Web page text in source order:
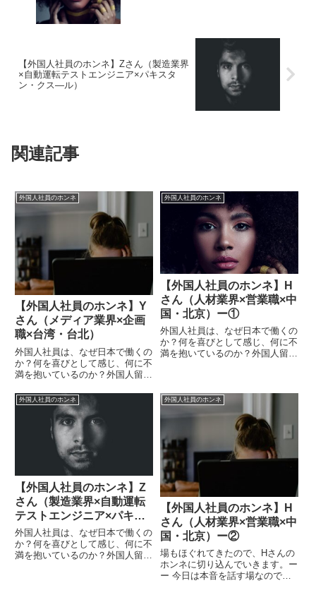
【外国人社員のホンネ】Zさん（製造業界
×自動運転テストエンジニア×パキスタ
ン・クス―ル）
関連記事
外国人社員のホンネ
【外国人社員のホンネ】Y
さん（メディア業界×企画
職×台湾・台北）
外国人社員は、なぜ日本で働くの
か？何を喜びとして感じ、何に不
満を抱いているのか？外国人留学
支援に携わり続けているソーシャ
ライズが”ホンネ”に切り込みま
す！※写真はイメージです。ーー
まずは、日本に興味を持った理...
外国人社員のホンネ
【外国人社員のホンネ】H
さん（人材業界×営業職×中
国・北京）ー①
外国人社員は、なぜ日本で働くの
か？何を喜びとして感じ、何に不
満を抱いているのか？外国人留学
す！※写真はイメージです。ーー
早速ですが、現在のお仕事につ...
外国人社員のホンネ
【外国人社員のホンネ】Z
さん（製造業界×自動運転
テストエンジニア×パキス
タン・クス―ル）
外国人社員は、なぜ日本で働くの
か？何を喜びとして感じ、何に不
満を抱いているのか？外国人留学
外国人社員のホンネ
【外国人社員のホンネ】H
さん（人材業界×営業職×中
国・北京）ー②
場もほぐれてきたので、Hさんの
ホンネに切り込んでいきます。ー
ー 今日は本音を話す場なので、